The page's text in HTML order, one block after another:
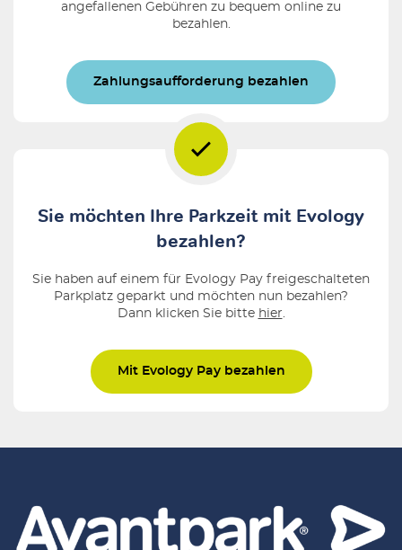
angefallenen Gebühren zu bequem online zu
bezahlen.
Zahlungsaufforderung bezahlen
Sie möchten Ihre Parkzeit mit Evology
bezahlen?
Sie haben auf einem für Evology Pay freigeschalteten
Parkplatz geparkt und möchten nun bezahlen?
Dann klicken Sie bitte hier.
Mit Evology Pay bezahlen